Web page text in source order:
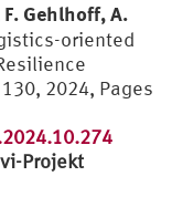
F. Gehlhoff, A.
oriented
2024, Pages